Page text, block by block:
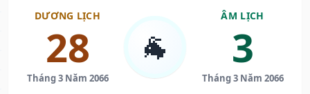
DƯƠNG LỊCH
28
Tháng 3 Năm 2066
🐐
ÂM LỊCH
3
Tháng 3 Năm 2066